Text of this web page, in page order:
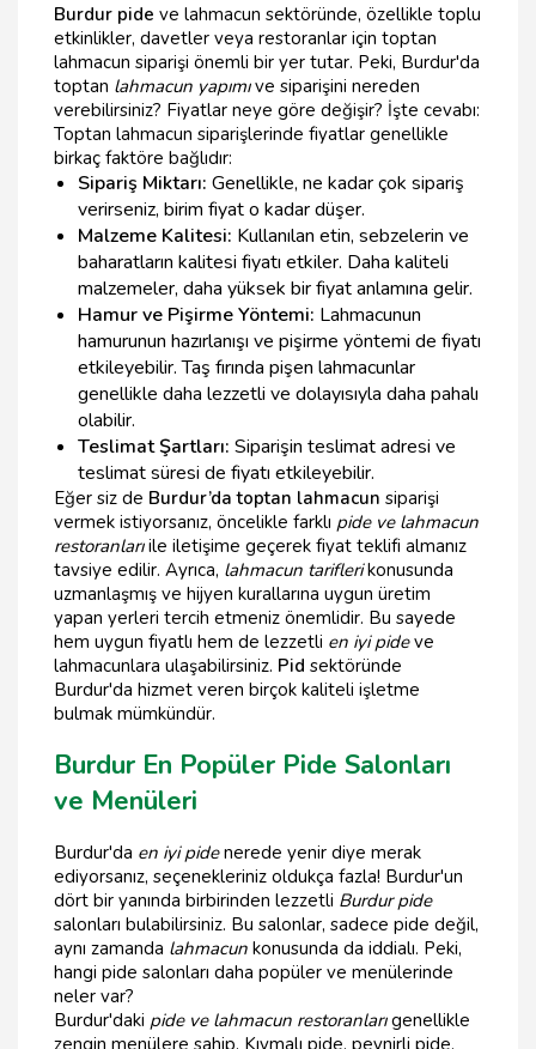
Burdur pide ve lahmacun sektöründe, özellikle toplu
etkinlikler, davetler veya restoranlar için toptan
lahmacun siparişi önemli bir yer tutar. Peki, Burdur'da
toptan lahmacun yapımıve siparişini nereden
verebilirsiniz? Fiyatlar neye göre değişir? İşte cevabı:
Toptan lahmacun siparişlerinde fiyatlar genellikle
birkaç faktöre bağlıdır:
Sipariş Miktarı: Genellikle, ne kadar çok sipariş
verirseniz, birim fiyat o kadar düşer.
Malzeme Kalitesi: Kullanılan etin, sebzelerin ve
baharatların kalitesi fiyatı etkiler. Daha kaliteli
malzemeler, daha yüksek bir fiyat anlamına gelir.
Hamur ve Pişirme Yöntemi: Lahmacunun
hamurunun hazırlanışı ve pişirme yöntemi de fiyatı
etkileyebilir. Taş fırında pişen lahmacunlar
genellikle daha lezzetli ve dolayısıyla daha pahalı
olabilir.
Teslimat Şartları: Siparişin teslimat adresi ve
teslimat süresi de fiyatı etkileyebilir.
Eğer siz de Burdur’da toptan lahmacun siparişi
vermek istiyorsanız, öncelikle farklı pide ve lahmacun
restoranlarıile iletişime geçerek fiyat teklifi almanız
tavsiye edilir. Ayrıca, lahmacun tariflerikonusunda
uzmanlaşmış ve hijyen kurallarına uygun üretim
yapan yerleri tercih etmeniz önemlidir. Bu sayede
hem uygun fiyatlı hem de lezzetli en iyi pideve
lahmacunlara ulaşabilirsiniz. Pid sektöründe
Burdur'da hizmet veren birçok kaliteli işletme
bulmak mümkündür.
Burdur En Popüler Pide Salonları
ve Menüleri
Burdur'da en iyi pidenerede yenir diye merak
ediyorsanız, seçenekleriniz oldukça fazla! Burdur'un
dört bir yanında birbirinden lezzetli Burdur pide
salonları bulabilirsiniz. Bu salonlar, sadece pide değil,
aynı zamanda lahmacun konusunda da iddialı. Peki,
hangi pide salonları daha popüler ve menülerinde
neler var?
Burdur'daki pide ve lahmacun restoranlarıgenellikle